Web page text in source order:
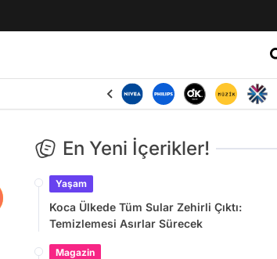
En Yeni İçerikler!
Yaşam
Koca Ülkede Tüm Sular Zehirli Çıktı:
Temizlemesi Asırlar Sürecek
Magazin